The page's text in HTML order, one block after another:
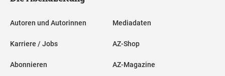
Autoren und Autorinnen
Karriere / Jobs
Abonnieren
Mediadaten
AZ-Shop
AZ-Magazine